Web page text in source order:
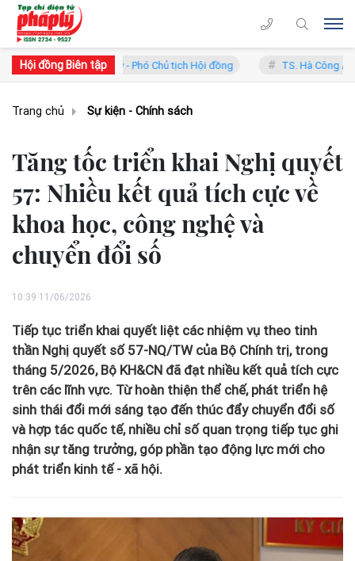
Hội đồng Biên tập
Trung Lý - Phó Chủ tịch Hội đồng TS. Hà Công Anh Bảo - Phó
Trang chủ Sự kiện - Chính sách
Tăng tốc triển khai Nghị quyết
57: Nhiều kết quả tích cực về
khoa học, công nghệ và
chuyển đổi số
10:39 11/06/2026
Tiếp tục triển khai quyết liệt các nhiệm vụ theo tinh
thần Nghị quyết số 57-NQ/TW của Bộ Chính trị, trong
tháng 5/2026, Bộ KH&CN đã đạt nhiều kết quả tích cực
trên các lĩnh vực. Từ hoàn thiện thể chế, phát triển hệ
sinh thái đổi mới sáng tạo đến thúc đẩy chuyển đổi số
và hợp tác quốc tế, nhiều chỉ số quan trọng tiếp tục ghi
nhận sự tăng trưởng, góp phần tạo động lực mới cho
phát triển kinh tế - xã hội.